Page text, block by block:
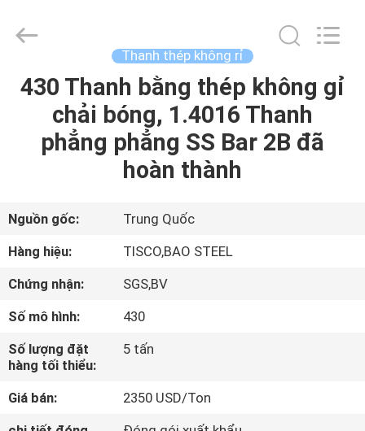
TRANG
PHẨM
VỀ
TÔI
THAM
QUAN
STEEL
INDUSTRIAL
Reserved.
Thanh thép không rỉ
430 Thanh bằng thép không gỉ
chải bóng, 1.4016 Thanh
phẳng phẳng SS Bar 2B đã
hoàn thành
Nguồn gốc:
Trung Quốc
Hàng hiệu:
TISCO,BAO STEEL
Chứng nhận:
SGS,BV
Số mô hình:
430
Số lượng đặt
hàng tối thiểu:
5 tấn
Giá bán:
2350 USD/Ton